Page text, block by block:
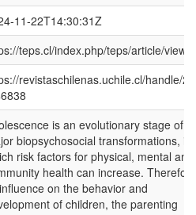
11-22T14:30:31Z
teps.cl/index.php/teps/article/view/
revistaschilenas.uchile.cl/handle/
is an evolutionary stage of
biopsychosocial transformations, in
risk factors for physical, mental and
health can increase.
on the behavior and
of children, the parenting